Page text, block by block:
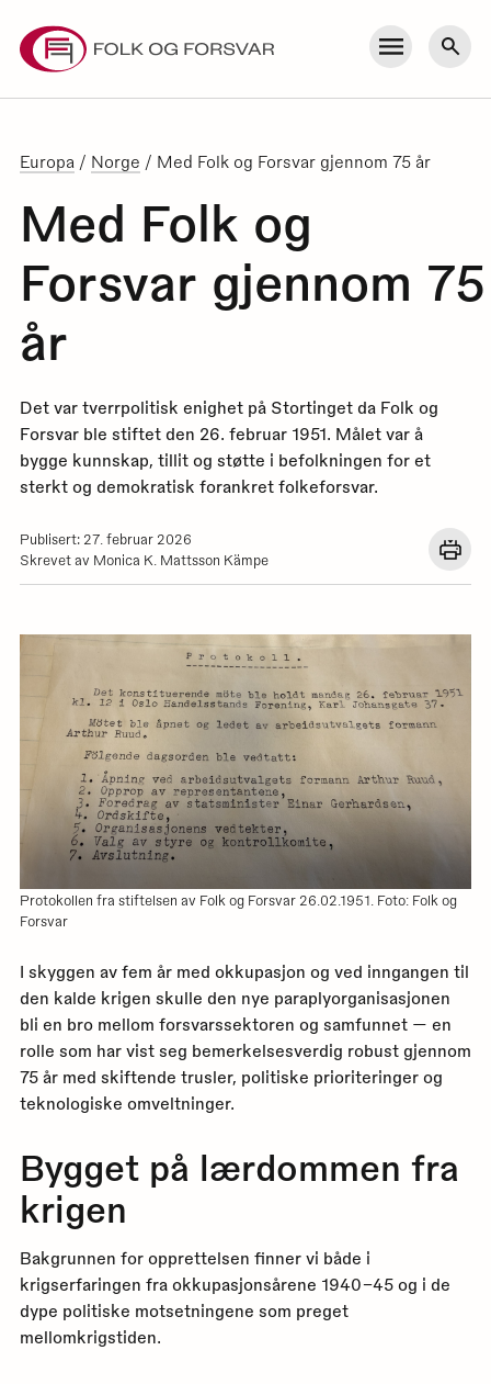
content
Meny Søk
Europa / Norge / Med Folk og Forsvar gjennom 75 år
Med Folk og
Forsvar gjennom 75
år
Det var tverrpolitisk enighet på Stortinget da Folk og
Forsvar ble stiftet den 26. februar 1951. Målet var å
bygge kunnskap, tillit og støtte i befolkningen for et
sterkt og demokratisk forankret folkeforsvar.
Publisert: 27. februar 2026
Skrevet av Monica K. Mattsson Kämpe
Åpne
en
for
Protokollen fra stiftelsen av Folk og Forsvar 26.02.1951. Foto: Folk og
Forsvar
I skyggen av fem år med okkupasjon og ved inngangen til
den kalde krigen skulle den nye paraplyorganisasjonen
bli en bro mellom forsvarssektoren og samfunnet — en
rolle som har vist seg bemerkelsesverdig robust gjennom
75 år med skiftende trusler, politiske prioriteringer og
teknologiske omveltninger.
Bygget på lærdommen fra
krigen
Bakgrunnen for opprettelsen finner vi både i
krigserfaringen fra okkupasjonsårene 1940–45 og i de
dype politiske motsetningene som preget
mellomkrigstiden.